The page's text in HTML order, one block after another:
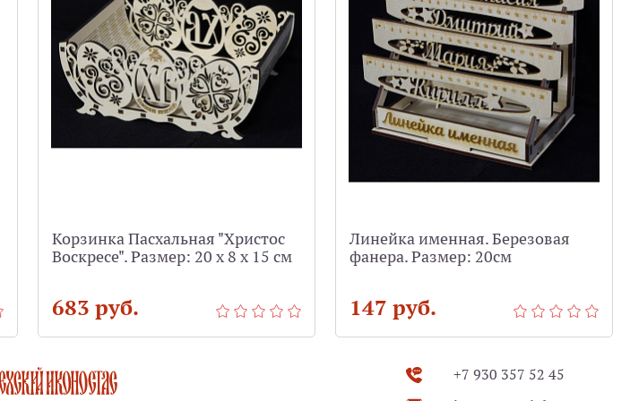
Корзинка Пасхальная "Христос
Воскресе". Размер: 20 х 8 х 15 см
683 руб.
Линейка именная. Березовая
фанера. Размер: 20см
147 руб.
+7 930 357 52 45